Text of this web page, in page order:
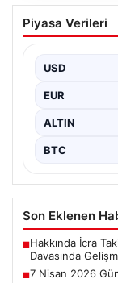
7 Nisan
Analizi
bölgesel
devam ediyor.…
Piyasa Verileri
USD
EUR
ALTIN
BTC
Son Eklenen
■Hakkında İcra
Davasında
■7 Nisan 2026